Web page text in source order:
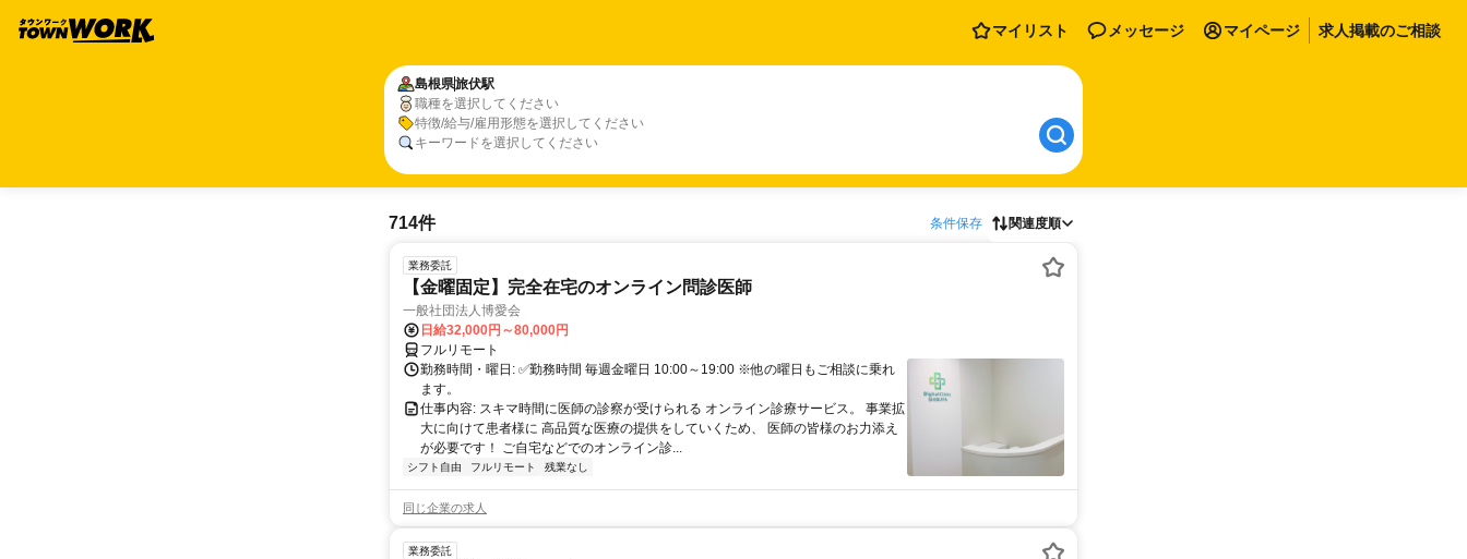
マイリスト メッセージ マイページ 求人掲載のご相談
島根県旅伏駅
職種を選択してください
特徴/給与/雇用形態を選択してください
キーワードを選択してください
714件 条件保存 関連度順
業務委託
【金曜固定】完全在宅のオンライン問診医師
一般社団法人博愛会
日給32,000円～80,000円
フルリモート
勤務時間・曜日: ✅勤務時間 毎週金曜日 10:00～19:00 ※他の曜日もご相談に乗れ
ます。
仕事内容: スキマ時間に医師の診察が受けられる オンライン診療サービス。 事業拡
大に向けて患者様に 高品質な医療の提供をしていくため、 医師の皆様のお力添え
が必要です！ ご自宅などでのオンライン診...
シフト自由 フルリモート 残業なし
同じ企業の求人
業務委託